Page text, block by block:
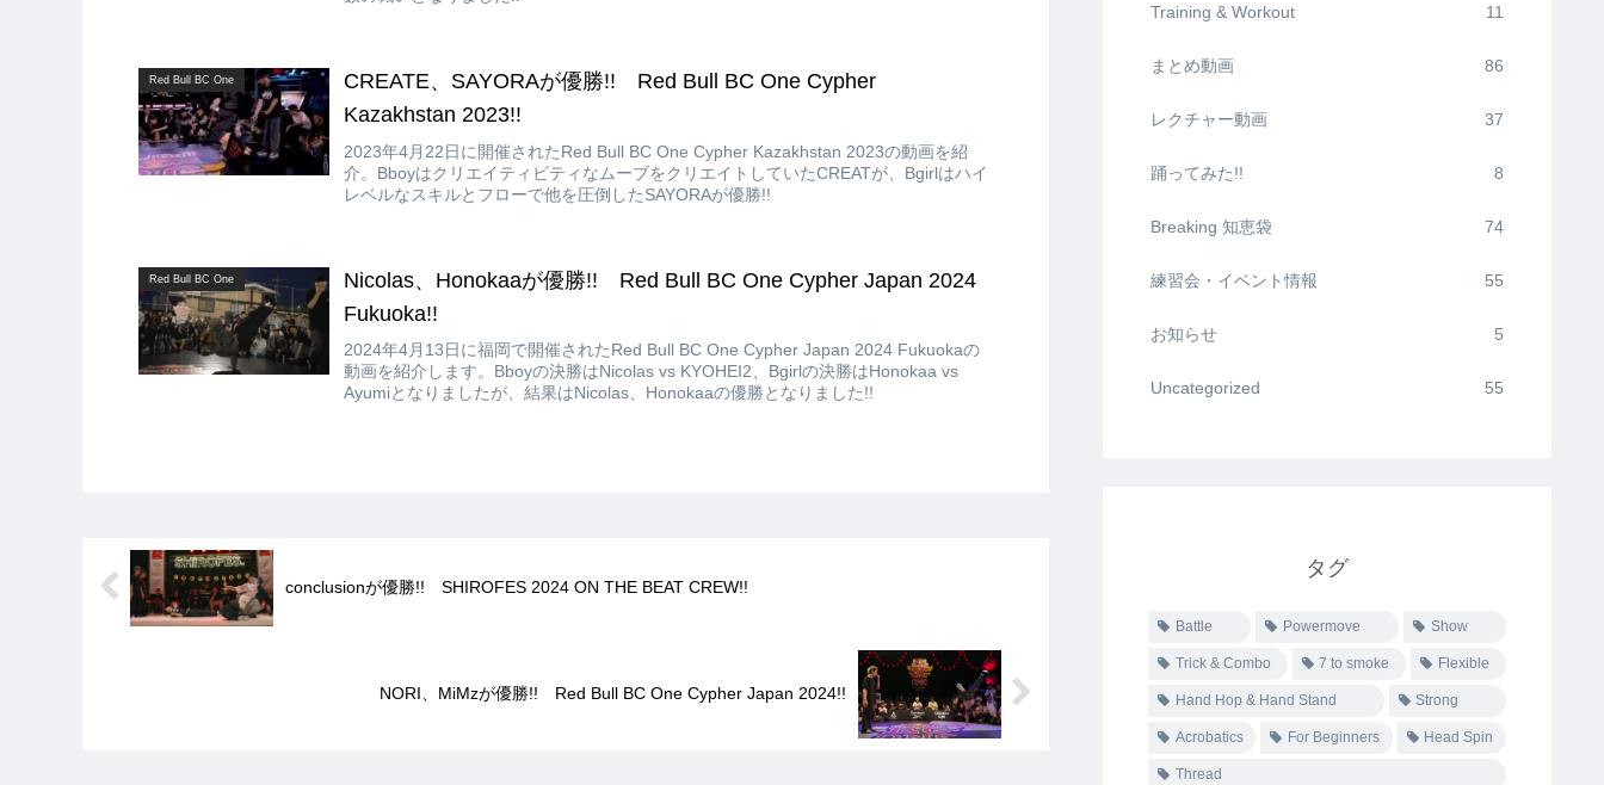
Red Bull BC One
CREATE、SAYORAが優勝!! Red Bull BC One Cypher
Kazakhstan 2023!!
2023年4月22日に開催されたRed Bull BC One Cypher Kazakhstan 2023の動画を紹
介。BboyはクリエイティビティなムーブをクリエイトしていたCREATが、Bgirlはハイ
レベルなスキルとフローで他を圧倒したSAYORAが優勝!!
Red Bull BC One
Nicolas、Honokaaが優勝!! Red Bull BC One Cypher Japan 2024
Fukuoka!!
2024年4月13日に福岡で開催されたRed Bull BC One Cypher Japan 2024 Fukuokaの
動画を紹介します。Bboyの決勝はNicolas vs KYOHEI2、Bgirlの決勝はHonokaa vs
Ayumiとなりましたが、結果はNicolas、Honokaaの優勝となりました!!
conclusionが優勝!! SHIROFES 2024 ON THE BEAT CREW!!
NORI、MiMzが優勝!! Red Bull BC One Cypher Japan 2024!!
Training & Workout 11
まとめ動画 86
レクチャー動画 37
踊ってみた!! 8
Breaking 知恵袋 74
練習会・イベント情報 55
お知らせ 5
Uncategorized 55
タグ
Battle Powermove Show
Trick & Combo 7 to smoke Flexible
Hand Hop & Hand Stand Strong
Acrobatics For Beginners Head Spin
Thread